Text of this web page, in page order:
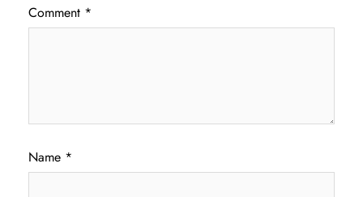
Comment *
Name *